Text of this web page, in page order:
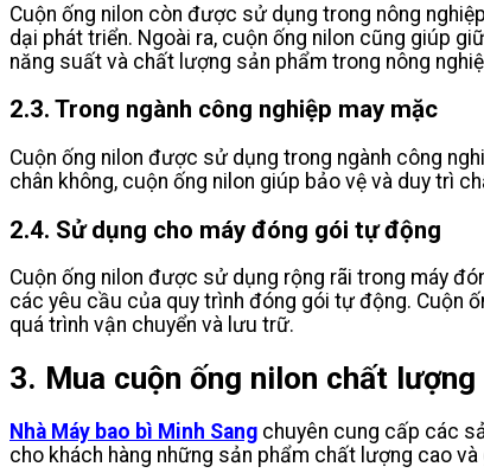
Cuộn ống nilon còn được sử dụng trong nông
dại phát triển. Ngoài ra, cuộn ống nilon cũng giúp
năng suất và chất lượng sản phẩm trong nông
2.3. Trong ngành công nghiệp may mặc
Cuộn ống nilon được sử dụng trong ngành công
chân không, cuộn ống nilon giúp bảo vệ và duy trì
2.4. Sử dụng cho máy đóng gói tự động
Cuộn ống nilon được sử dụng rộng rãi trong máy
các yêu cầu của quy trình đóng gói tự động. Cuộn
quá trình vận chuyển và lưu trữ.
3. Mua cuộn ống nilon chất
Nhà Máy bao bì Minh Sang chuyên cung cấp các
cho khách hàng những sản phẩm chất lượng cao